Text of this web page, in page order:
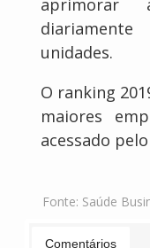
aprimorar
unidades.
O ranking
maiores
acessado pelo
Fonte: Saúde
Comentários